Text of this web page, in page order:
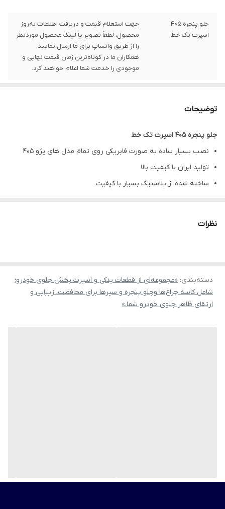
جلو پنجره 405
اسپرت تک خط
جهت استعلام قیمت و دریافت اطلاعات به‌روز
محصول، لطفاً تصویر یا لینک محصول موردنظر
را از طریق واتساپ برای ما ارسال نمایید.
همکاران ما در کوتاه‌ترین زمان قیمت نهایی و
موجودی را خدمت شما اعلام خواهند کرد.
توضیحات
جلو پنجره 405 اسپرت تک خط
نصب بسیار ساده به صورت فابریکی روی تمام مدل های پژو 405
تولید ایران با کیفیت بالا
ساخته شده از پلاستیک بسیار با کیفیت
نظرات
دسته‌بندی: «مجموعه‌ای از قطعات یدکی و اسپرت بخش جلوی خودرو؛
شامل کاسه چراغ‌ها وجلو پنجره و سپرها برای محافظت، زیبایی و
ارتقای ظاهر جلوی خودرو شما.»